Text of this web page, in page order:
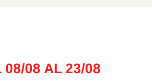
08/08 AL 23/08